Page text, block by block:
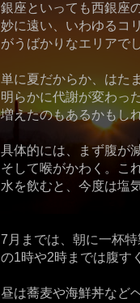
銀座といっても西銀座
妙に遠い、いわゆるコ
がうばかりなエリアで
単に夏だからか、はた
明らかに代謝が変わっ
増えたのもあるかもし
具体的には、まず腹が
そして喉がかわく。こ
水を飲むと、今度は塩
7月までは、朝に一杯
の1時や2時までは腹す
昼は蕎麦や海鮮丼など